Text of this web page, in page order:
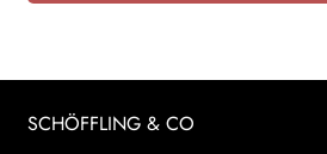
SCHÖFFLING & CO